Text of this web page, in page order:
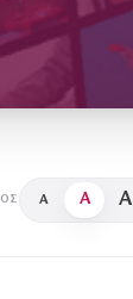
A A A